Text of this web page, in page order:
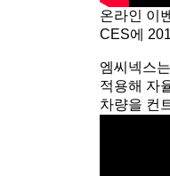
온라인 이
CES에
엠씨넥스
적용해 자
차량을 컨